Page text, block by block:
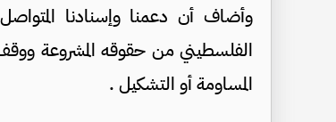
وأضاف أن دعمنا وإسنادنا
الفلسطيني من حقوقه المشروعة
المساومة أو التشكيل .